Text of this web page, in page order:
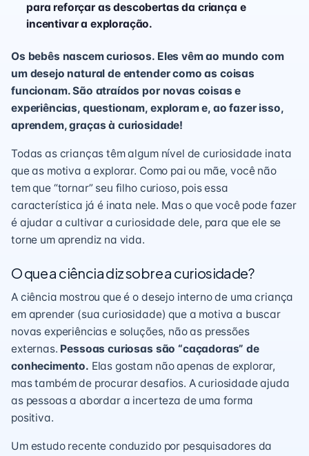
para reforçar as descobertas da criança e
incentivar a exploração.
Os bebês nascem curiosos. Eles vêm ao mundo com
um desejo natural de entender como as coisas
funcionam. São atraídos por novas coisas e
experiências, questionam, exploram e, ao fazer isso,
aprendem, graças à curiosidade!
Todas as crianças têm algum nível de curiosidade inata
que as motiva a explorar. Como pai ou mãe, você não
tem que “tornar” seu filho curioso, pois essa
característica já é inata nele. Mas o que você pode fazer
é ajudar a cultivar a curiosidade dele, para que ele se
torne um aprendiz na vida.
O que a ciência diz sobre a curiosidade?
A ciência mostrou que é o desejo interno de uma criança
em aprender (sua curiosidade) que a motiva a buscar
novas experiências e soluções, não as pressões
externas. Pessoas curiosas são “caçadoras” de
conhecimento. Elas gostam não apenas de explorar,
mas também de procurar desafios. A curiosidade ajuda
as pessoas a abordar a incerteza de uma forma
positiva.
Um estudo recente conduzido por pesquisadores da